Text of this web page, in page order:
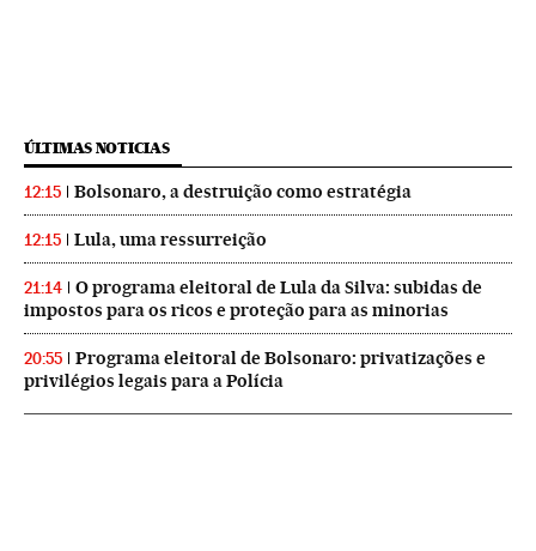
ÚLTIMAS NOTICIAS
12:15 Bolsonaro, a destruição como estratégia
12:15 Lula, uma ressurreição
21:14
O programa eleitoral de Lula da Silva: subidas de
impostos para os ricos e proteção para as minorias
20:55
Programa eleitoral de Bolsonaro: privatizações e
privilégios legais para a Polícia